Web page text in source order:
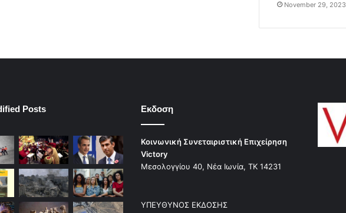
November 29, 2023
Posts Εκδοση
Κοινωνική Συνεταιριστική Επιχείρηση
Victory
Μεσολογγίου 40, Νέα Ιωνία, ΤΚ 14231
ΥΠΕΥΘΥΝΟΣ ΕΚΔΟΣΗΣ